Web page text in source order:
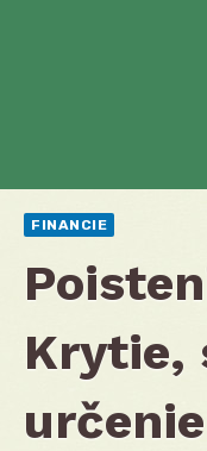
FINANCIE
Krytie,